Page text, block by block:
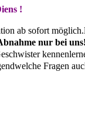
!
ab sofort
nur bei uns!
Fragen